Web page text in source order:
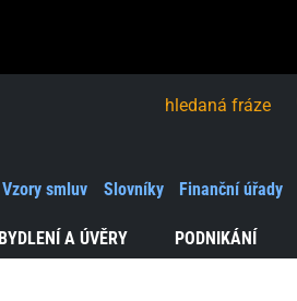
BYDLENÍ A ÚVĚRY PODNIKÁNÍ
Vzory smluv Slovníky Finanční úřady